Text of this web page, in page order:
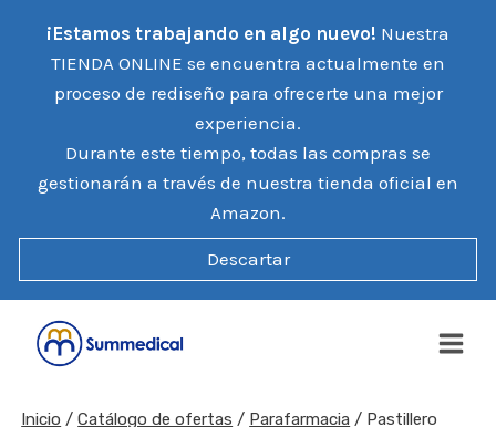
contenido
¡Estamos trabajando en algo nuevo! Nuestra
TIENDA ONLINE se encuentra actualmente en
proceso de rediseño para ofrecerte una mejor
experiencia.
Durante este tiempo, todas las compras se
gestionarán a través de nuestra tienda oficial en
Amazon.
Descartar
Inicio / Catálogo de ofertas / Parafarmacia / Pastillero